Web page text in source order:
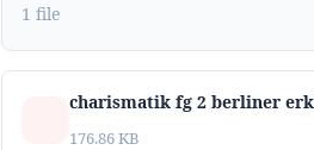
1 file
charismatik fg 2 berliner
176.86 KB